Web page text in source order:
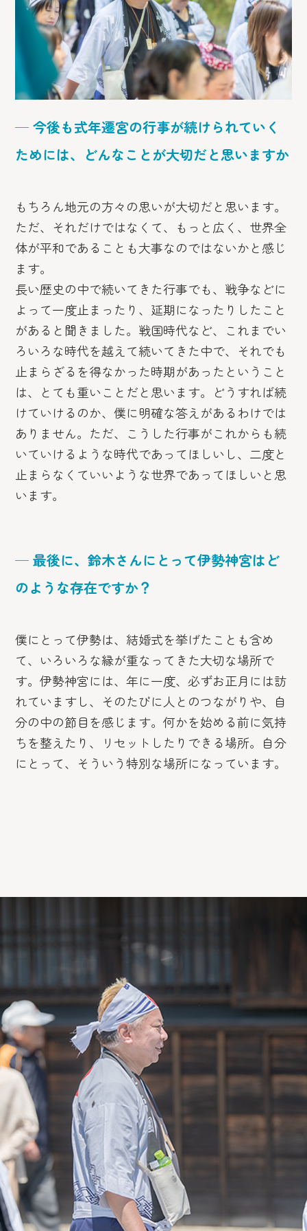
─ 今後も式年遷宮の行事が続けられていく
ためには、どんなことが大切だと思いますか
もちろん地元の方々の思いが大切だと思います。
ただ、それだけではなくて、もっと広く、世界全
体が平和であることも大事なのではないかと感じ
ます。
長い歴史の中で続いてきた行事でも、戦争などに
よって一度止まったり、延期になったりしたこと
があると聞きました。戦国時代など、これまでい
ろいろな時代を越えて続いてきた中で、それでも
止まらざるを得なかった時期があったということ
は、とても重いことだと思います。どうすれば続
けていけるのか、僕に明確な答えがあるわけでは
ありません。ただ、こうした行事がこれからも続
いていけるような時代であってほしいし、二度と
止まらなくていいような世界であってほしいと思
います。
─ 最後に、鈴木さんにとって伊勢神宮はど
のような存在ですか？
僕にとって伊勢は、結婚式を挙げたことも含め
て、いろいろな縁が重なってきた大切な場所で
す。伊勢神宮には、年に一度、必ずお正月には訪
れていますし、そのたびに人とのつながりや、自
分の中の節目を感じます。何かを始める前に気持
ちを整えたり、リセットしたりできる場所。自分
にとって、そういう特別な場所になっています。